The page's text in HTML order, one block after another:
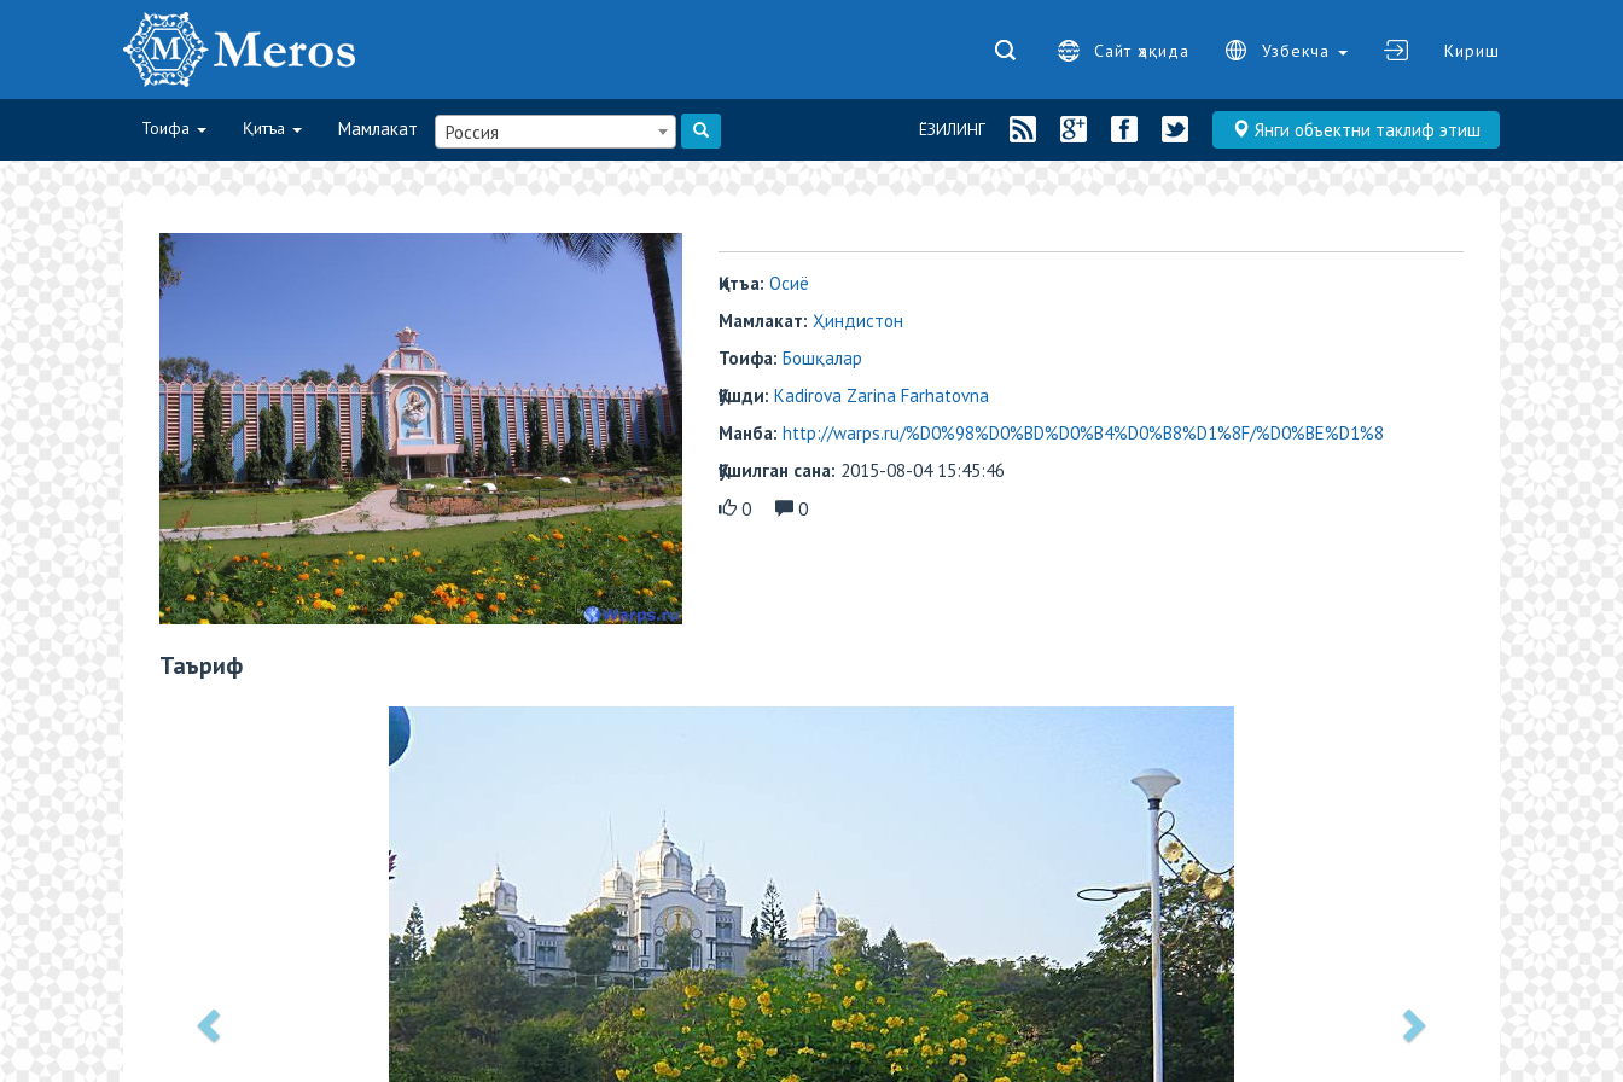
Сайт ҳақида Узбекча Кириш
Тоифа Қитъа Мамлакат Россия Янги объектни таклиф этиш
ЁЗИЛИНГ
Қитъа: Осиё
Мамлакат: Ҳиндистон
Тоифа: Бошқалар
Қўшди: Kadirova Zarina Farhatovna
Манба: http://warps.ru/%D0%98%D0%BD%D0%B4%D0%B8%D1%8F/%D0%BE%D1%8
Қўшилган сана: 2015-08-04 15:45:46
0
0
Таъриф